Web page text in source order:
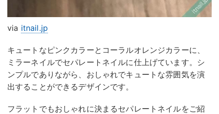
via itnail.jp
キュートなピンクカラーとコーラルオレンジカラーに、
ミラーネイルでセパレートネイルに仕上げています。シ
ンプルでありながら、おしゃれでキュートな雰囲気を演
出することができるデザインです。
フラットでもおしゃれに決まるセパレートネイルをご紹